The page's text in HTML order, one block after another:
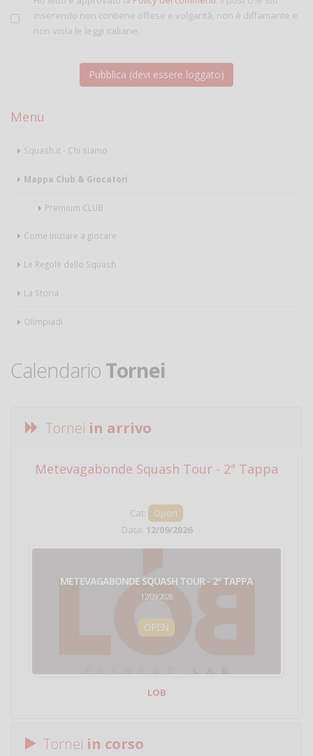
inserendo non contiene offese e volgarità, non è diffamante e
non viola le leggi italiane.
Menu
Squash.it - Chi siamo
Mappa Club & Giocatori
Premium CLUB
Come iniziare a giocare
Le Regole dello Squash
La Storia
Olimpiadi
Calendario Tornei
Tornei in arrivo
Metevagabonde Squash Tour - 2ª Tappa
Cat:
Open
Data: 12/09/2026
METEVAGABONDE SQUASH TOUR - 2ª TAPPA
12/09/2026
OPEN
LOB
Tornei in corso